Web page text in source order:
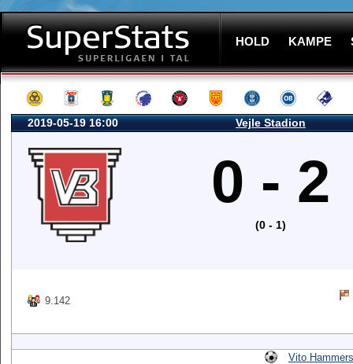
HOLD KAMPE
2019-05-19 16:00 Vejle Stadion
0 - 2
(0 - 1)
9.142
Vito